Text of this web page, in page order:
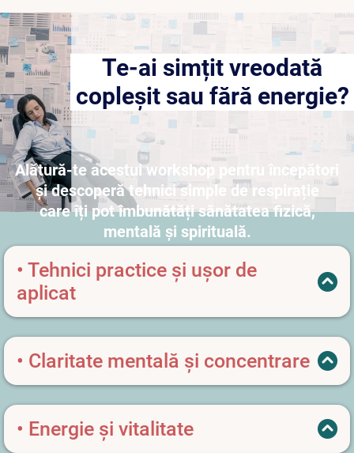
Te-ai simțit vreodată
copleșit sau fără energie?
Alătură-te acestui workshop pentru începători
și descoperă tehnici simple de respirație
care îți pot îmbunătăți sănătatea fizică,
mentală și spirituală.
• Tehnici practice și ușor de
aplicat
• Claritate mentală și concentrare
• Energie și vitalitate